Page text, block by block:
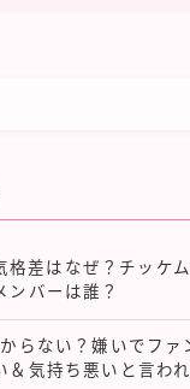
格差はなぜ？チッケ
ンバーは誰？
らない？嫌いでファ
＆気持ち悪いと言わ